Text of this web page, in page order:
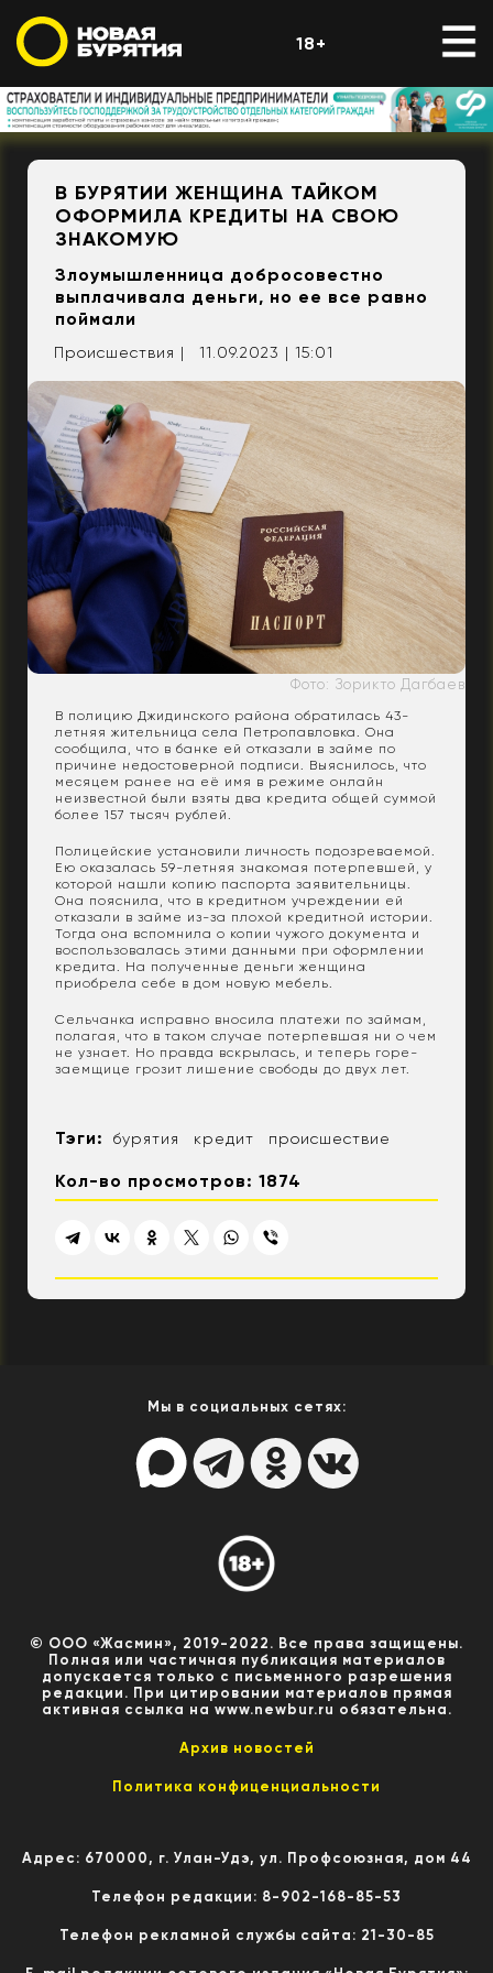
18+
В БУРЯТИИ ЖЕНЩИНА ТАЙКОМ
ОФОРМИЛА КРЕДИТЫ НА СВОЮ
ЗНАКОМУЮ
Злоумышленница добросовестно
выплачивала деньги, но ее все равно
поймали
Происшествия | 11.09.2023 | 15:01
Фото: Зорикто Дагбаев
В полицию Джидинского района обратилась 43-
летняя жительница села Петропавловка. Она
сообщила, что в банке ей отказали в займе по
причине недостоверной подписи. Выяснилось, что
месяцем ранее на её имя в режиме онлайн
неизвестной были взяты два кредита общей суммой
более 157 тысяч рублей.
Полицейские установили личность подозреваемой.
Ею оказалась 59-летняя знакомая потерпевшей, у
которой нашли копию паспорта заявительницы.
Она пояснила, что в кредитном учреждении ей
отказали в займе из-за плохой кредитной истории.
Тогда она вспомнила о копии чужого документа и
воспользовалась этими данными при оформлении
кредита. На полученные деньги женщина
приобрела себе в дом новую мебель.
Сельчанка исправно вносила платежи по займам,
полагая, что в таком случае потерпевшая ни о чем
не узнает. Но правда вскрылась, и теперь горе-
заемщице грозит лишение свободы до двух лет.
Тэги: бурятия кредит происшествие
Кол-во просмотров: 1874
Мы в социальных сетях:
© ООО «Жасмин», 2019-2022. Все права защищены.
Полная или частичная публикация материалов
допускается только с письменного разрешения
редакции. При цитировании материалов прямая
активная ссылка на www.newbur.ru обязательна.
Архив новостей
Политика конфиценциальности
Адрес: 670000, г. Улан-Удэ, ул. Профсоюзная, дом 44
Телефон редакции: 8-902-168-85-53
Телефон рекламной службы сайта: 21-30-85